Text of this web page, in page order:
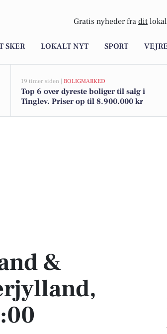
Gratis nyheder fra dit
SKER LOKALT NYT SPORT
19 timer siden | BOLIGMARKED
Top 6 over dyreste boliger til salg i
Tinglev. Priser op til 8.900.000 kr
kl. 16:00
&